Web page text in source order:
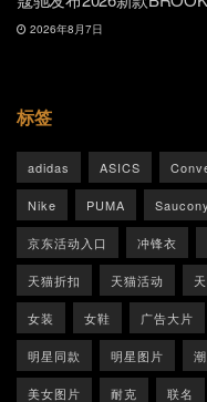
2026年8月7日
标签
adidas ASICS
Nike PUMA Saucony
京东活动入口 冲锋衣
天猫折扣 天猫活动
女装 女鞋 广告大片
明星同款 明星图片
美女图片 耐克 联名